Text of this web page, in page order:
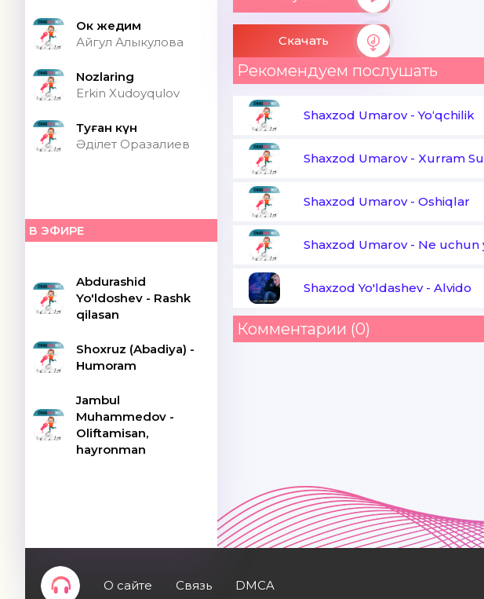
Ок жедим
Айгул Алыкулова
Nozlaring
Erkin Xudoyqulov
Туған күн
Әділет Оразалиев
В ЭФИРЕ
Abdurashid
Yo'ldoshev - Rashk
qilasan
Shoxruz (Abadiya) -
Humoram
Jambul
Muhammedov -
Oliftamisan,
hayronman
Скачать
Aytingchi
Рекомендуем послушать
Shaxzod Umarov-Yoʻqchilik
Shaxzod Umarov- Xurram
Shaxzod Umarov- Oshiqlar
Shaxzod Umarov- Ne uchun
Shaxzod Yo'ldashev- Alvido
Комментарии (0)
О сайте Связь DMCA